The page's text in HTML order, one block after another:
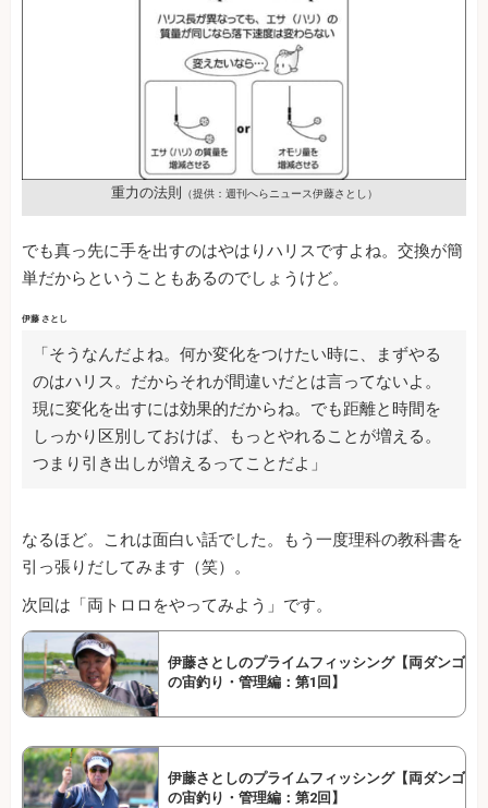
重力の法則 （提供：週刊へらニュース伊藤さとし）
でも真っ先に手を出すのはやはりハリスですよね。交換が簡
単だからということもあるのでしょうけど。
伊藤 さとし
「そうなんだよね。何か変化をつけたい時に、まずやる
のはハリス。だからそれが間違いだとは言ってないよ。
現に変化を出すには効果的だからね。でも距離と時間を
しっかり区別しておけば、もっとやれることが増える。
つまり引き出しが増えるってことだよ」
なるほど。これは面白い話でした。もう一度理科の教科書を
引っ張りだしてみます（笑）。
次回は「両トロロをやってみよう」です。
伊藤さとしのプライムフィッシング【両ダンゴ
の宙釣り・管理編：第1回】
伊藤さとしのプライムフィッシング【両ダンゴ
の宙釣り・管理編：第2回】